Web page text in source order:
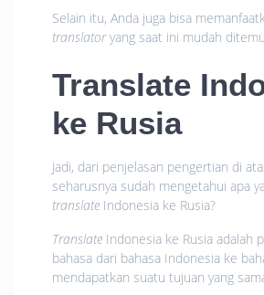
Selain itu, Anda juga bisa
translatoryang saat ini mudah
Translate
ke Rusia
Jadi, dari penjelasan pengertian di
seharusnya sudah mengetahui apa
translate Indonesia ke Rusia?
Translate Indonesia ke Rusia adalah
bahasa dari bahasa Indonesia ke
mendapatkan suatu tujuan yang